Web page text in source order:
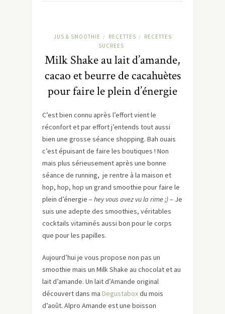
JUS & SMOOTHIE / RECETTES /
RECETTES
SUCREES
Milk Shake au lait d’amande,
cacao et beurre de cacahuètes
pour faire le plein d’énergie
C’est bien connu après l’effort vient le
réconfort et par effort j’entends tout aussi
bien une grosse séance shopping. Bah ouais
c’est épuisant de faire les boutiques ! Non
mais plus sérieusement après une bonne
séance de running, je rentre à la maison et
hop, hop, hop un grand smoothie pour faire le
plein d’énergie –hey vous avez vu la rime ;)– Je
suis une adepte des smoothies, véritables
cocktails vitaminés aussi bon pour le corps
que pour les papilles.
Aujourd’hui je vous propose non pas un
smoothie mais un Milk Shake au chocolat et au
lait d’amande. Un lait d’Amande original
découvert dans ma Degustaboxdu mois
d’août. Alpro Amande est une boisson